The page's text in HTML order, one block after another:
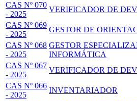
CAS Nº 070
- 2025
VERIFICADOR DE
CAS Nº 069
- 2025
GESTOR DE
CAS Nº 068
- 2025
GESTOR
INFORMÁTICA
CAS Nº 067
- 2025
VERIFICADOR DE
CAS Nº 066
- 2025
INVENTARIADOR